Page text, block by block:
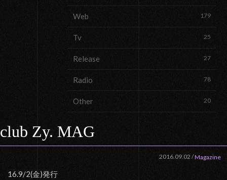
Web 179
Tv 25
Release 27
Radio 78
Other 20
club Zy. MAG
2016.09.02 /Magazine
16.9/2(金)発行